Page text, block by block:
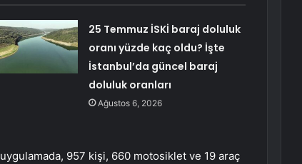
25 Temmuz İSKİ baraj doluluk
oranı yüzde kaç oldu? İşte
İstanbul’da güncel baraj
doluluk oranları
Ağustos 6, 2026
957 kişi, 660 motosiklet ve 19 araç